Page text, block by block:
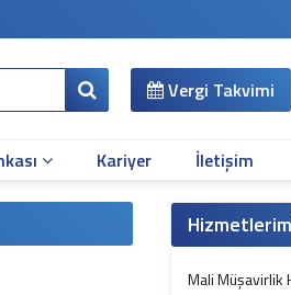
Vergi Takvimi
Kariyer İletişim
Mali Müşavirlik